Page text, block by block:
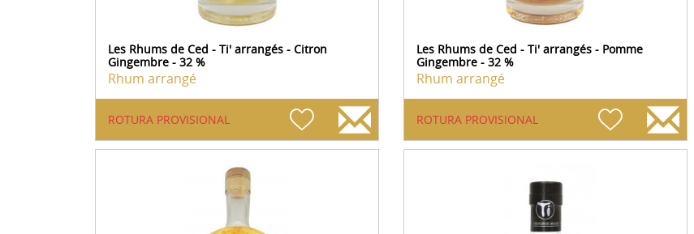
Les Rhums de Ced - Ti' arrangés - Citron
Gingembre - 32 %
Rhum arrangé
ROTURA PROVISIONAL
Les Rhums de Ced - Ti' arrangés - Pomme
Gingembre - 32 %
Rhum arrangé
ROTURA PROVISIONAL